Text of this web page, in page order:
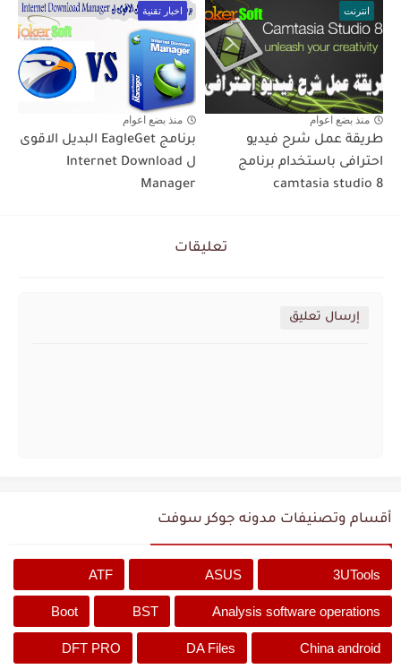
انترنت
منذ بضع اعوام
طريقة عمل شرح فيديو
احترافى باستخدام برنامج
camtasia studio 8
اخبار تقنية
منذ بضع اعوام
برنامج EagleGet البديل الاقوى
ل Internet Download
Manager
تعليقات
إرسال تعليق
أقسام وتصنيفات مدونه جوكر سوفت
3UTools
ASUS
ATF
Analysis software operations
BST
Boot
China android
DA Files
DFT PRO